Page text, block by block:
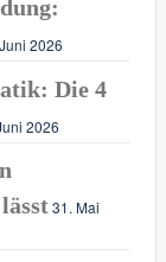
2026
Die 4
2026
31. Mai